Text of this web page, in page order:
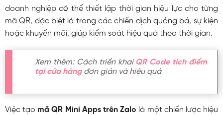
doanh nghiệp có thể thiết lập thời gian hiệu lực cho từng
mã QR, đặc biệt là trong các chiến dịch quảng bá, sự kiện
hoặc khuyến mãi, giúp kiểm soát hiệu quả theo thời gian.
Xem thêm: Cách triển khai QR Code tích điểm
tại cửa hàngđơn giản và hiệu quả
Việc tạo mã QR Mini Apps trên Zalo là một chiến lược hiệu